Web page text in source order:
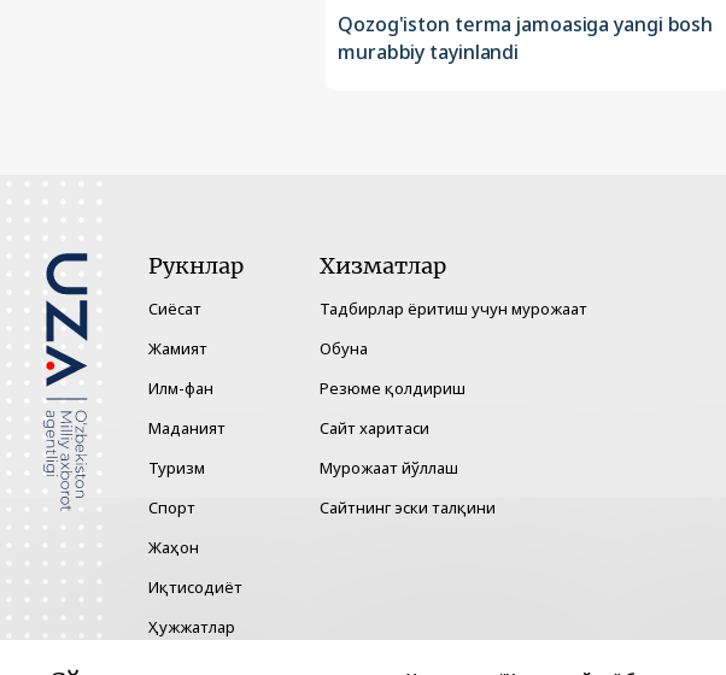
Qozog'iston terma jamoasiga yangi bosh
murabbiy tayinlandi
Рукнлар
Сиёсат
Жамият
Илм-фан
Маданият
Туризм
Спорт
Жаҳон
Иқтисодиёт
Ҳужжатлар
Хизматлар
Тадбирлар ёритиш учун мурожаат
Обуна
Резюме қолдириш
Сайт харитаси
Мурожаат йўллаш
Сайтнинг эски талқини